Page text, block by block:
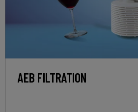
AEB FILTRATION